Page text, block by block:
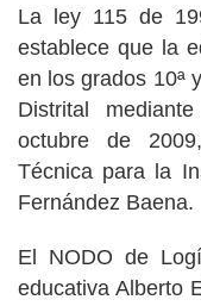
La ley 115 de
establece que la
en los grados 10ª
Distrital
octubre de
Técnica para la
Fernández Baena.
El NODO de
educativa Alberto